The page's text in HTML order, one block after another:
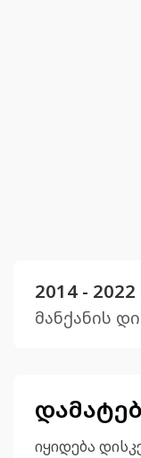
2014 - 2022
მანქანის
იყიდება